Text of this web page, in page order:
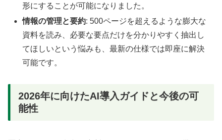
形にすることが可能になりました。
情報の管理と要約: 500ページを超えるような膨大な
資料を読み、必要な要点だけを分かりやすく抽出し
てほしいという悩みも、最新の仕様では即座に解決
可能です。
2026年に向けたAI導入ガイドと今後の可
能性